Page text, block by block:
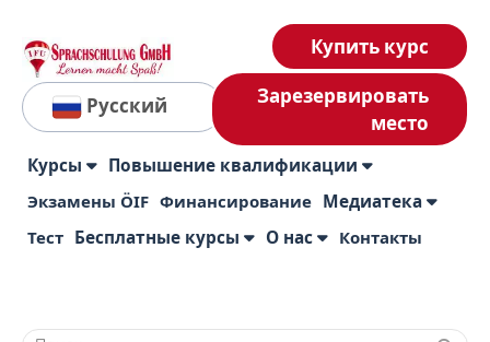
Русский
Купить курс
Зарезервировать
место
Курсы Повышение квалификации
Экзамены ÖIF Финансирование Медиатека
Тест Бесплатные курсы О нас Контакты